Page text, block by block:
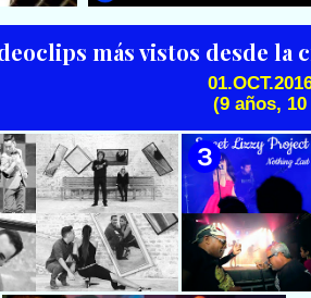
-
-
Director: Ángel Alderete
🟡 Silvio Rodríguez - ¨El
Mayor¨ 📺 Videoclip - 🎬
Director: Ángel Alderete -
Videoclip de la película de
ficción ¨EL MAYOR¨ inspirada
en la vida del Mayor General
Ignacio Agramonte y Loynaz /
Director: Rigoberto López
Pego / ICAIC 👉 CUBA 👌
más vistos desde
(9 años,